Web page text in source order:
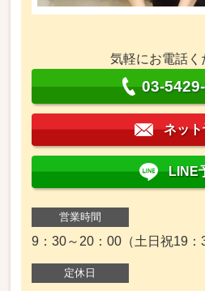
気軽にお電話く
03-
ネッ
LINE
営業時間
9：30～20：00（土日祝19：
定休日